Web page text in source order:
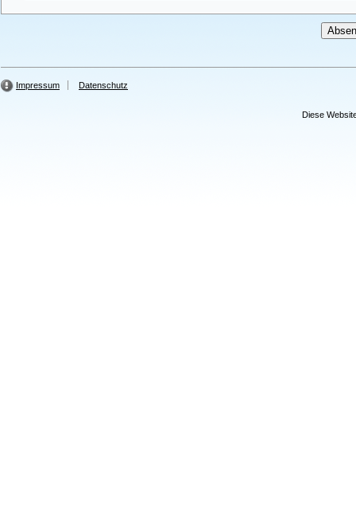
Impressum Datenschutz
Diese